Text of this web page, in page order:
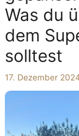
Was du
dem
solltest
17. Dezember